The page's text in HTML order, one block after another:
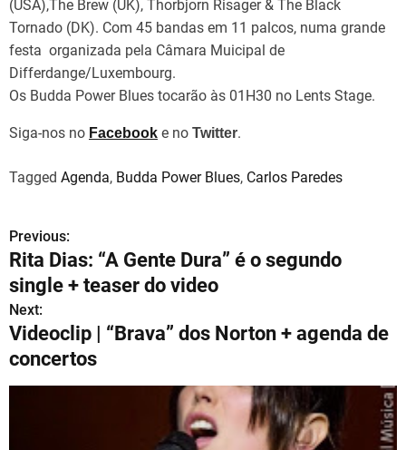
(USA),The Brew (UK), Thorbjorn Risager & The Black
Tornado (DK). Com 45 bandas em 11 palcos, numa grande
festa organizada pela Câmara Muicipal de
Differdange/Luxembourg.
Os Budda Power Blues tocarão às 01H30 no Lents Stage.
Siga-nos no Facebook e no Twitter.
Tagged Agenda, Budda Power Blues, Carlos Paredes
N
a
v
e
g
Previous:
Rita Dias: “A Gente Dura” é o segundo
single + teaser do video
Next:
Videoclip | “Brava” dos Norton + agenda de
concertos